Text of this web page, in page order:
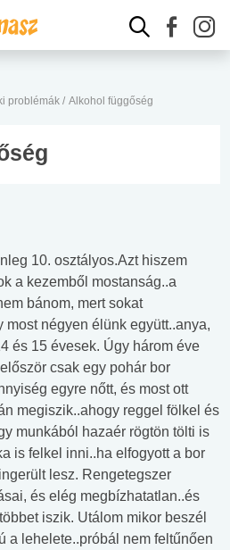
problémák / Alkohol függőség
10. osztályos.Azt hiszem
a kezemből mostanság..a
bánom, mert sokat
négyen élünk együtt..anya,
és 15 évesek. Úgy három éve
csak egy pohár bor
egyre nőtt, és most ott
megiszik..ahogy reggel fölkel és
munkából hazaér rögtön tölti is
is felkel inni..ha elfogyott a bor
lesz. Rengetegszer
és elég megbízhatatlan..és
iszik. Utálom mikor beszél
a lehelete..próbál nem feltűnően